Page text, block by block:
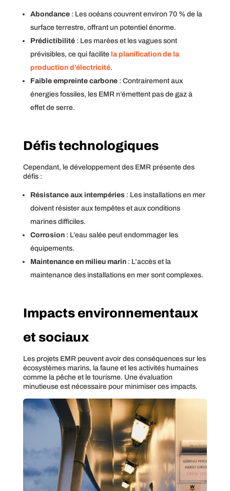
Abondance: Les océans couvrent environ 70 % de la
surface terrestre, offrant un potentiel énorme.
Prédictibilité: Les marées et les vagues sont
prévisibles, ce qui facilite la planification de la
production d’électricité.
Faible empreinte carbone: Contrairement aux
énergies fossiles, les EMR n’émettent pas de gaz à
effet de serre.
Défis technologiques
Cependant, le développement des EMR présente des
défis :
Résistance aux intempéries: Les installations en mer
doivent résister aux tempêtes et aux conditions
marines difficiles.
Corrosion: L’eau salée peut endommager les
équipements.
Maintenance en milieu marin: L’accès et la
maintenance des installations en mer sont complexes.
Impacts environnementaux
et sociaux
Les projets EMR peuvent avoir des conséquences sur les
écosystèmes marins, la faune et les activités humaines
comme la pêche et le tourisme. Une évaluation
minutieuse est nécessaire pour minimiser ces impacts.